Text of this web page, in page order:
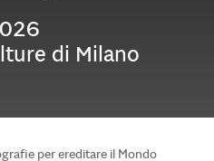
di Milano
per ereditare il Mondo